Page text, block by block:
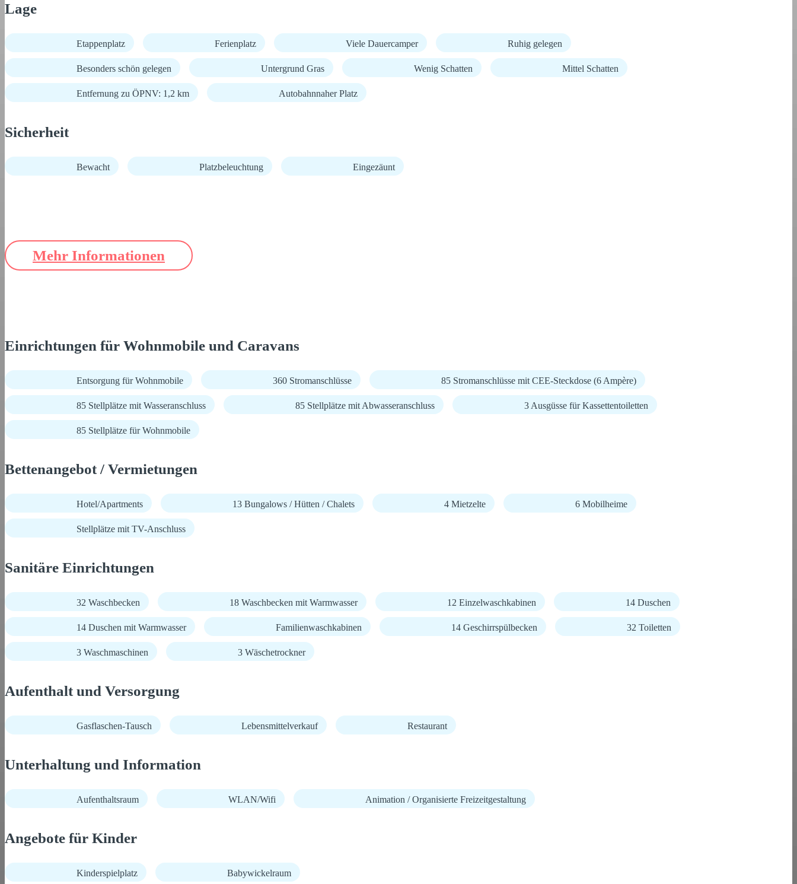
Lage
Etappenplatz Ferienplatz Viele Dauercamper Ruhig gelegen
Besonders schön gelegen Untergrund Gras Wenig Schatten Mittel Schatten
Entfernung zu ÖPNV: 1,2 km Autobahnnaher Platz
Sicherheit
Bewacht Platzbeleuchtung Eingezäunt
Mehr Informationen
Einrichtungen für Wohnmobile und Caravans
Entsorgung für Wohnmobile 360 Stromanschlüsse 85 Stromanschlüsse mit CEE-Steckdose (6 Ampère)
85 Stellplätze mit Wasseranschluss 85 Stellplätze mit Abwasseranschluss 3 Ausgüsse für Kassettentoiletten
85 Stellplätze für Wohnmobile
Bettenangebot / Vermietungen
Hotel/Apartments 13 Bungalows / Hütten / Chalets 4 Mietzelte 6 Mobilheime
Stellplätze mit TV-Anschluss
Sanitäre Einrichtungen
32 Waschbecken 18 Waschbecken mit Warmwasser 12 Einzelwaschkabinen 14 Duschen
14 Duschen mit Warmwasser Familienwaschkabinen 14 Geschirrspülbecken 32 Toiletten
3 Waschmaschinen 3 Wäschetrockner
Aufenthalt und Versorgung
Gasflaschen-Tausch Lebensmittelverkauf Restaurant
Unterhaltung und Information
Aufenthaltsraum WLAN/Wifi Animation / Organisierte Freizeitgestaltung
Angebote für Kinder
Kinderspielplatz Babywickelraum